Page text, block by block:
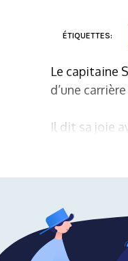
ÉTIQUETTES:
Le capitaine
d’une
Il dit sa joie